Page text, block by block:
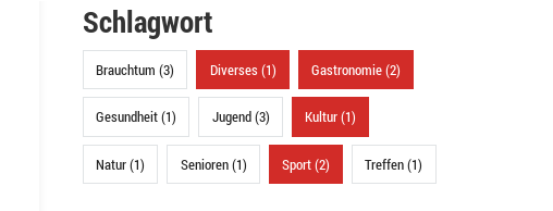
Schlagwort
Brauchtum (3) Diverses (1) Gastronomie (2)
Gesundheit (1) Jugend (3) Kultur (1)
Natur (1) Senioren (1) Sport (2) Treffen (1)